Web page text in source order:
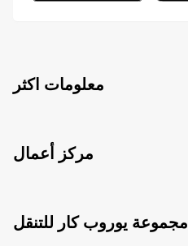
معلومات اكثر
مركز أعمال
مجموعة يوروب كار للتنقل